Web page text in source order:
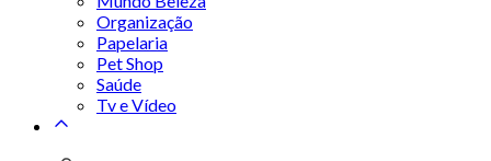
Organização
Papelaria
Pet Shop
Saúde
Tv e Vídeo